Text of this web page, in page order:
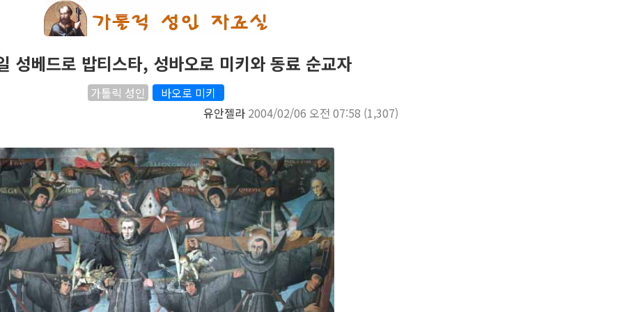
성베드로 밥티스타, 성바오로 미키와 동료 순교자
가톨릭 성인
바오로 미키
유안젤라 2004/02/06 오전 07:58 (1,307)